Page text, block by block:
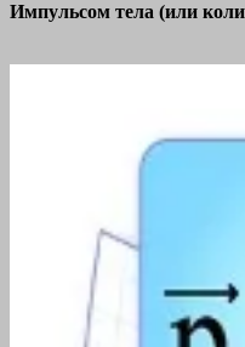
Импульсом тела (или